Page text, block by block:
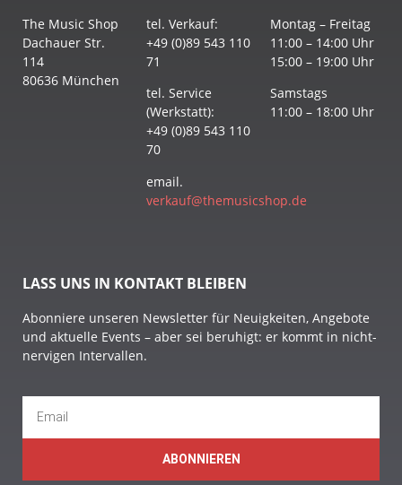
The Music Shop
Dachauer Str.
114
80636 München
tel. Verkauf:
+49 (0)89 543 110
71
tel. Service
(Werkstatt):
+49 (0)89 543 110
70
email.
verkauf@themusicshop.de
Montag – Freitag
11:00 – 14:00 Uhr
15:00 – 19:00 Uhr
Samstags
11:00 – 18:00 Uhr
LASS UNS IN KONTAKT BLEIBEN
Abonniere unseren Newsletter für Neuigkeiten, Angebote
und aktuelle Events – aber sei beruhigt: er kommt in nicht-
nervigen Intervallen.
ABONNIEREN